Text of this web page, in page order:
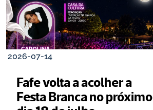
2026-07-14
Fafe volta a acolher a
Festa Branca no próximo